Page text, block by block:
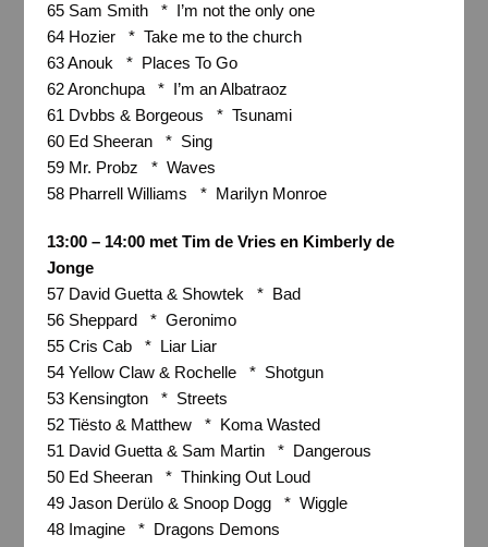
65 Sam Smith * I’m not the only one
64 Hozier * Take me to the church
63 Anouk * Places To Go
62 Aronchupa * I’m an Albatraoz
61 Dvbbs & Borgeous * Tsunami
60 Ed Sheeran * Sing
59 Mr. Probz * Waves
58 Pharrell Williams * Marilyn Monroe
13:00 – 14:00 met Tim de Vries en Kimberly de
Jonge
57 David Guetta & Showtek * Bad
56 Sheppard * Geronimo
55 Cris Cab * Liar Liar
54 Yellow Claw & Rochelle * Shotgun
53 Kensington * Streets
52 Tiësto & Matthew * Koma Wasted
51 David Guetta & Sam Martin * Dangerous
50 Ed Sheeran * Thinking Out Loud
49 Jason Derülo & Snoop Dogg * Wiggle
48 Imagine * Dragons Demons